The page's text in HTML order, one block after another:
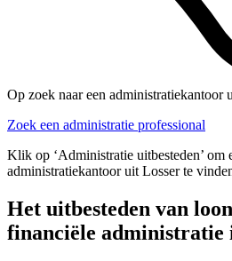
Op zoek naar een administratiekantoor
Zoek een administratie professional
Klik op ‘Administratie uitbesteden’ om
administratiekantoor uit Losser te
Het uitbesteden van
financiële administratie